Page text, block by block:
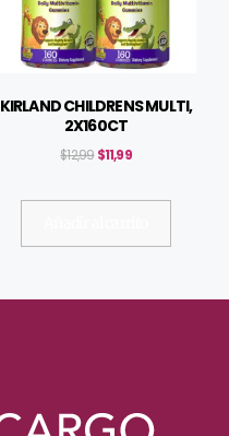
KIRLAND CHILDRENS MULTI,
2X160CT
$12,99 $11,99